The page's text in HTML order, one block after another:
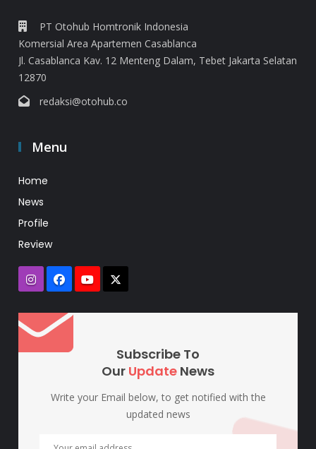
PT Otohub Homtronik Indonesia
Komersial Area Apartemen Casablanca
Jl. Casablanca Kav. 12 Menteng Dalam, Tebet Jakarta Selatan
12870
redaksi@otohub.co
Menu
Home
News
Profile
Review
Subscribe To
Our Update News
Write your Email below, to get notified with the
updated news